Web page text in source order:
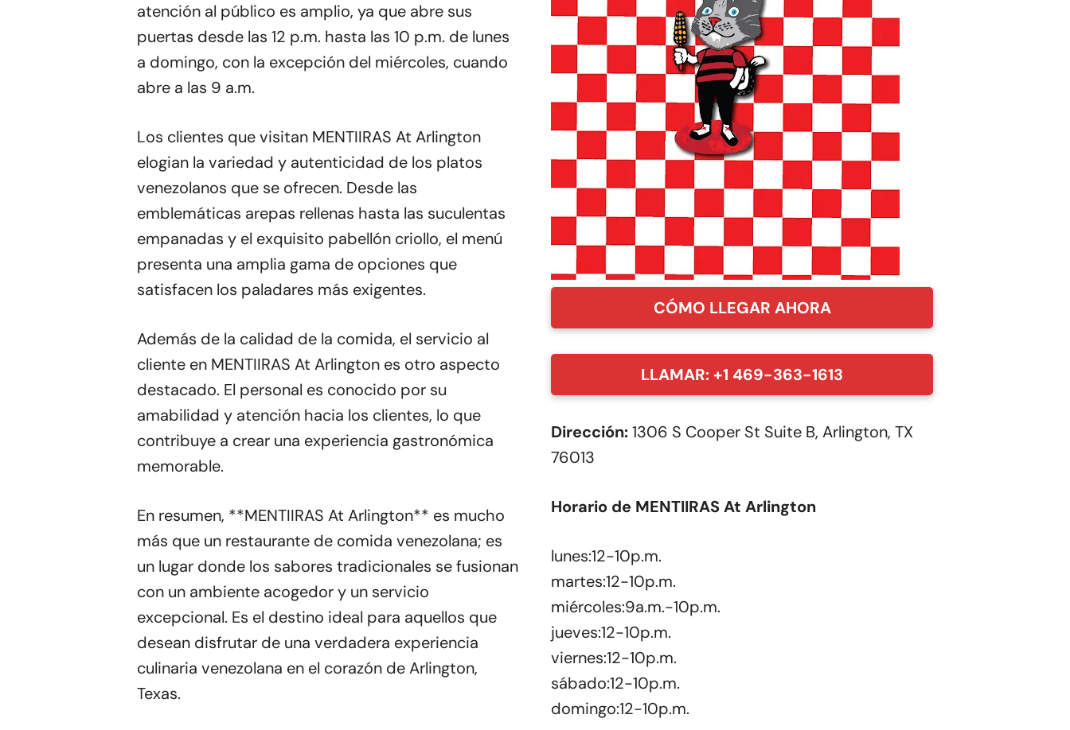
atención al público es amplio, ya que abre sus
puertas desde las 12 p.m. hasta las 10 p.m. de lunes
a domingo, con la excepción del miércoles, cuando
abre a las 9 a.m.
Los clientes que visitan MENTIIRAS At Arlington
elogian la variedad y autenticidad de los platos
venezolanos que se ofrecen. Desde las
emblemáticas arepas rellenas hasta las suculentas
empanadas y el exquisito pabellón criollo, el menú
presenta una amplia gama de opciones que
satisfacen los paladares más exigentes.
Además de la calidad de la comida, el servicio al
cliente en MENTIIRAS At Arlington es otro aspecto
destacado. El personal es conocido por su
amabilidad y atención hacia los clientes, lo que
contribuye a crear una experiencia gastronómica
memorable.
En resumen, **MENTIIRAS At Arlington** es mucho
más que un restaurante de comida venezolana; es
un lugar donde los sabores tradicionales se fusionan
con un ambiente acogedor y un servicio
excepcional. Es el destino ideal para aquellos que
desean disfrutar de una verdadera experiencia
culinaria venezolana en el corazón de Arlington,
Texas.
CÓMO LLEGAR AHORA
LLAMAR: +1 469-363-1613
Dirección:1306 S Cooper St Suite B, Arlington, TX
76013
Horario de MENTIIRAS At Arlington
lunes:12-10p.m.
martes:12-10p.m.
miércoles:9a.m.-10p.m.
jueves:12-10p.m.
viernes:12-10p.m.
sábado:12-10p.m.
domingo:12-10p.m.